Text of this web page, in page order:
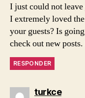
I just could not
I extremely loved
your guests? Is
check out new
RESPONDER
turkcedice: